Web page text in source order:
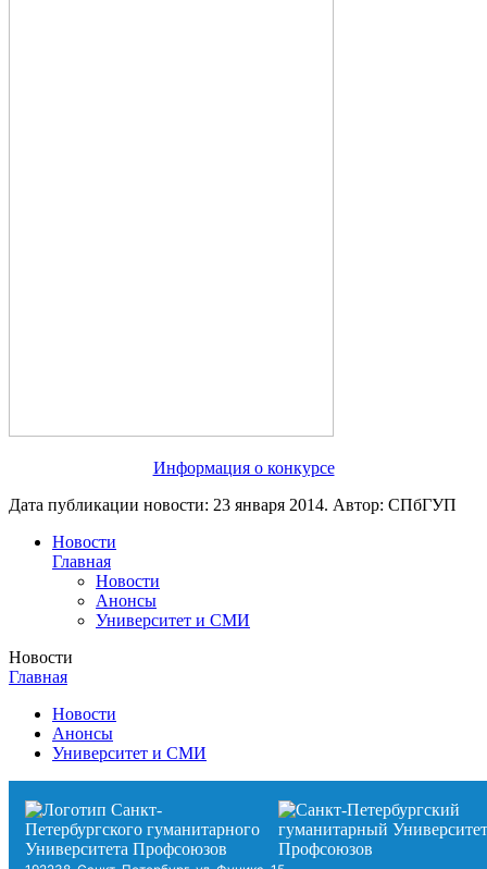
Информация о конкурсе
Дата публикации новости: 23 января 2014. Автор: СПбГУП
Новости
Главная
Новости
Анонсы
Университет и СМИ
Новости
Главная
Новости
Анонсы
Университет и СМИ